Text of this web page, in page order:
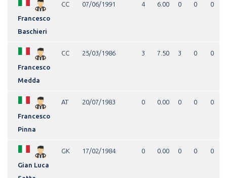
Francesco
Baschieri
CC 07/06/1991 4 6.00 0 0 0
Francesco
Medda
CC 25/03/1986 3 7.50 3 0 0
Francesco
Pinna
AT 20/07/1983 0 0.00 0 0 0
Gian Luca
GK 17/02/1984 0 0.00 0 0 0